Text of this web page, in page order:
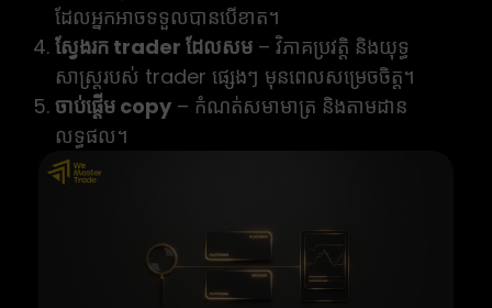
ដែលអ្នកអាចទទួលបានបើខាត។
ស្វែងរក trader ដែលសម – វិភាគប្រវត្តិ និងយុទ្ធ
សាស្ត្ររបស់ trader ផ្សេងៗ មុនពេលសម្រេចចិត្ត។
ចាប់ផ្តើម copy – កំណត់សមាមាត្រ និងតាមដាន
លទ្ធផល។